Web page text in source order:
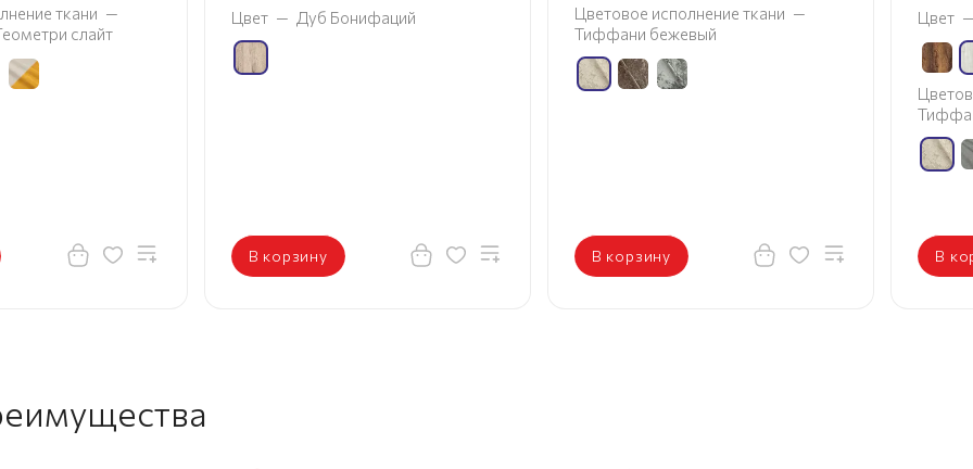
ткани —
слайт
Цвет — Дуб Бонифаций
В корзину
Цветовое исполнение ткани —
Тиффани бежевый
В корзину
Цвет
В